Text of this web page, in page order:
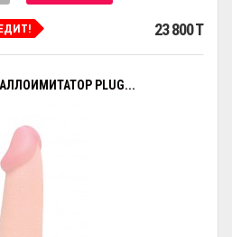
23 800 T
PLUG...